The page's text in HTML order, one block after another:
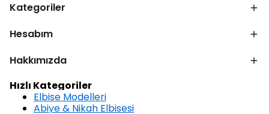
Kategoriler
Hesabım
Hakkımızda
Hızlı Kategoriler
Elbise Modelleri
Abiye & Nikah Elbisesi